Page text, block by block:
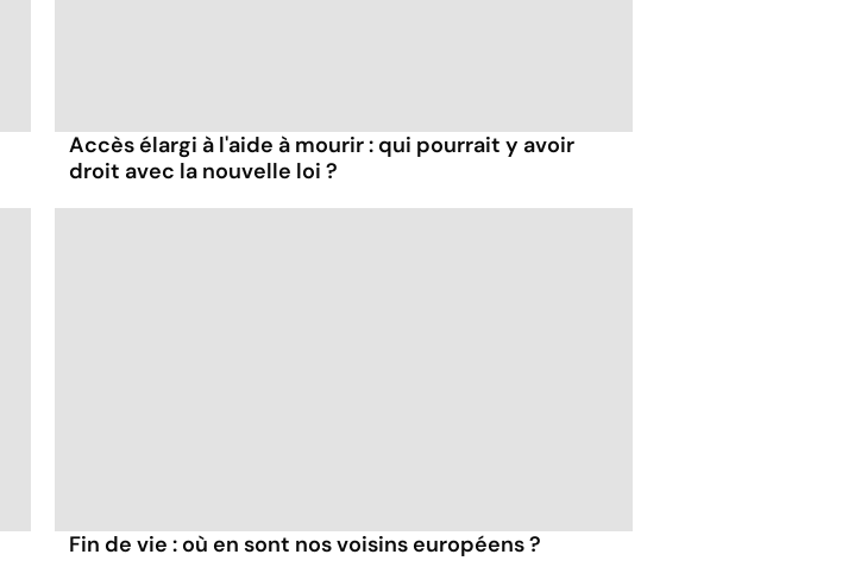
Accès élargi à l'aide à mourir : qui pourrait y avoir
droit avec la nouvelle loi ?
Fin de vie : où en sont nos voisins européens ?